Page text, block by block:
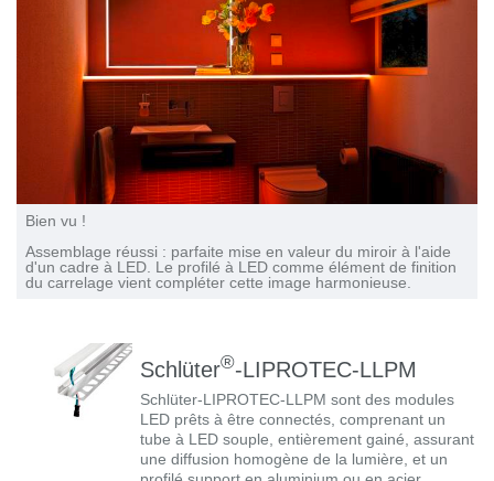
Bien vu !
Assemblage réussi : parfaite mise en valeur du miroir à l'aide
d'un cadre à LED. Le profilé à LED comme élément de finition
du carrelage vient compléter cette image harmonieuse.
Schlüter®-LIPROTEC-LLPM
Schlüter-LIPROTEC-LLPM sont des modules
LED prêts à être connectés, comprenant un
tube à LED souple, entièrement gainé, assurant
une diffusion homogène de la lumière, et un